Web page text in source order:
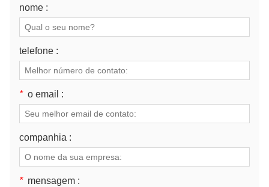
nome :
telefone :
* o email :
companhia :
* mensagem :